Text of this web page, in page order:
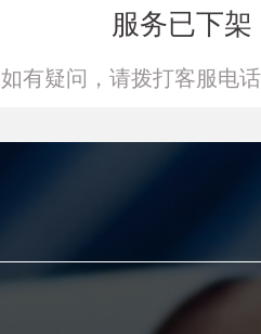
服务已下架
如有疑问，请拨打客服电话